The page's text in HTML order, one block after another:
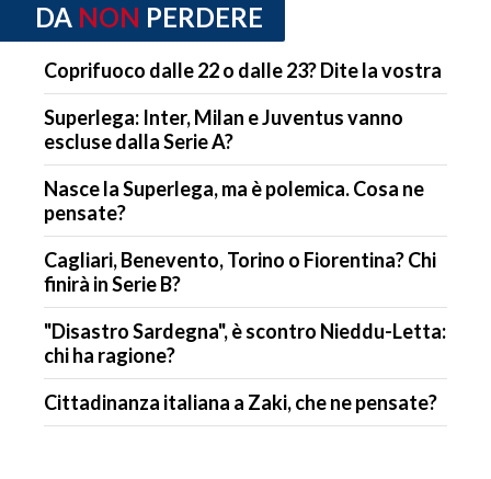
DA NON PERDERE
Coprifuoco dalle 22 o dalle 23? Dite la vostra
Superlega: Inter, Milan e Juventus vanno
escluse dalla Serie A?
Nasce la Superlega, ma è polemica. Cosa ne
pensate?
Cagliari, Benevento, Torino o Fiorentina? Chi
finirà in Serie B?
"Disastro Sardegna", è scontro Nieddu-Letta:
chi ha ragione?
Cittadinanza italiana a Zaki, che ne pensate?